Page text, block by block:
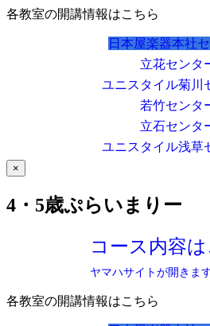
各教室の開講情報はこちら
日本屋楽器本社
立花センタ
ユニスタイル菊川
若竹センタ
立石センタ
ユニスタイル浅草
×
4・5歳ぷらいまりー
コース内容
ヤマハサイトが開きま
各教室の開講情報はこちら